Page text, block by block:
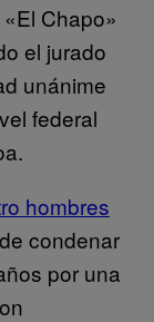
Chapo»
el jurado
unánime
federal
hombres
condenar
por una